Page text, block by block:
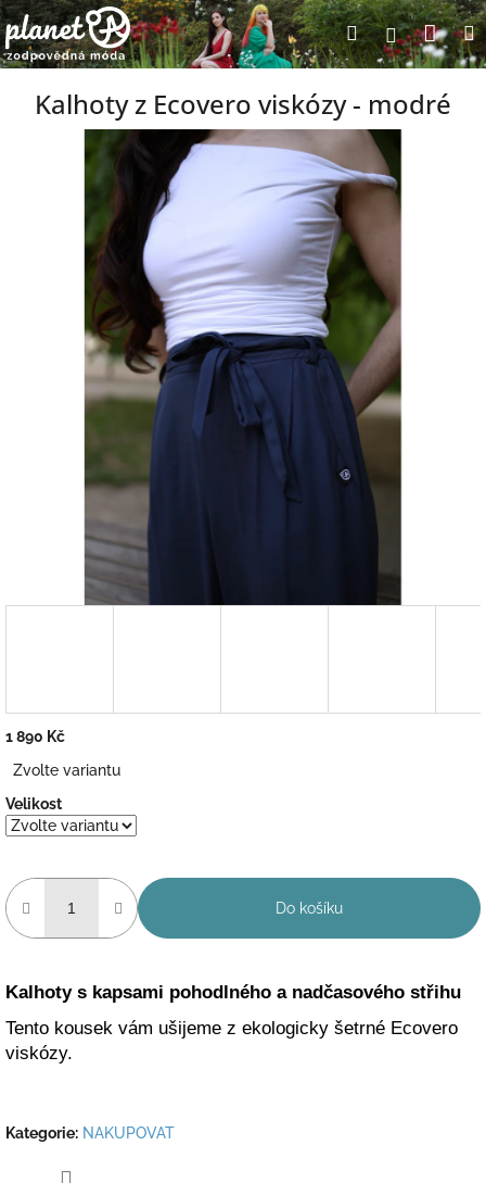
Přejít
na
obsah
HledatPřihlášení
Kalhoty z Ecovero viskózy - modré
1 890 Kč
cena:
Zvolte variantu
Velikost
Do košíku
Kalhoty s kapsami pohodlného a nadčasového střihu
Tento kousek vám ušijeme z ekologicky šetrné Ecovero
viskózy.
Kategorie: NAKUPOVAT